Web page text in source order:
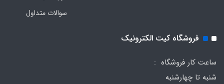
سوالات متداول
فروشگاه کیت الکترونیک
ساعت کار فروشگاه :
شنبه تا چهارشنبه